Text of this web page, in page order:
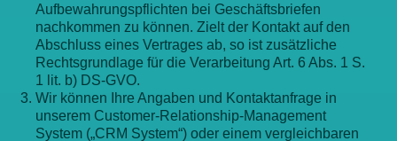
Aufbewahrungspflichten bei Geschäftsbriefen
nachkommen zu können. Zielt der Kontakt auf den
Abschluss eines Vertrages ab, so ist zusätzliche
Rechtsgrundlage für die Verarbeitung Art. 6 Abs. 1 S.
1 lit. b) DS-GVO.
Wir können Ihre Angaben und Kontaktanfrage in
unserem Customer-Relationship-Management
System („CRM System“) oder einem vergleichbaren